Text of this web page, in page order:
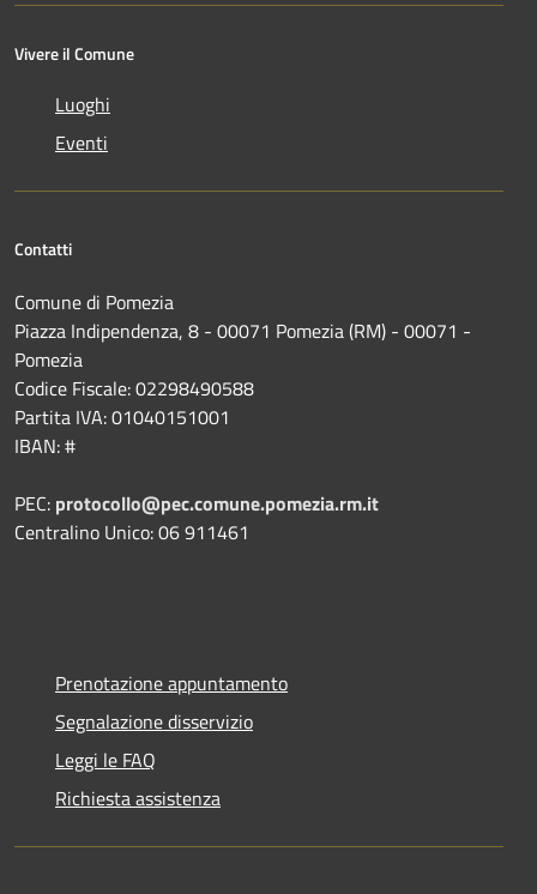
Vivere il Comune
Luoghi
Eventi
Contatti
Comune di Pomezia
Piazza Indipendenza, 8 - 00071 Pomezia (RM) - 00071 -
Pomezia
Codice Fiscale: 02298490588
Partita IVA: 01040151001
IBAN: #
PEC: protocollo@pec.comune.pomezia.rm.it
Centralino Unico: 06 911461
Prenotazione appuntamento
Segnalazione disservizio
Leggi le FAQ
Richiesta assistenza